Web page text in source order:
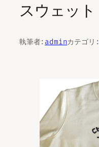
スウェット
執筆者: adminカテゴリ: